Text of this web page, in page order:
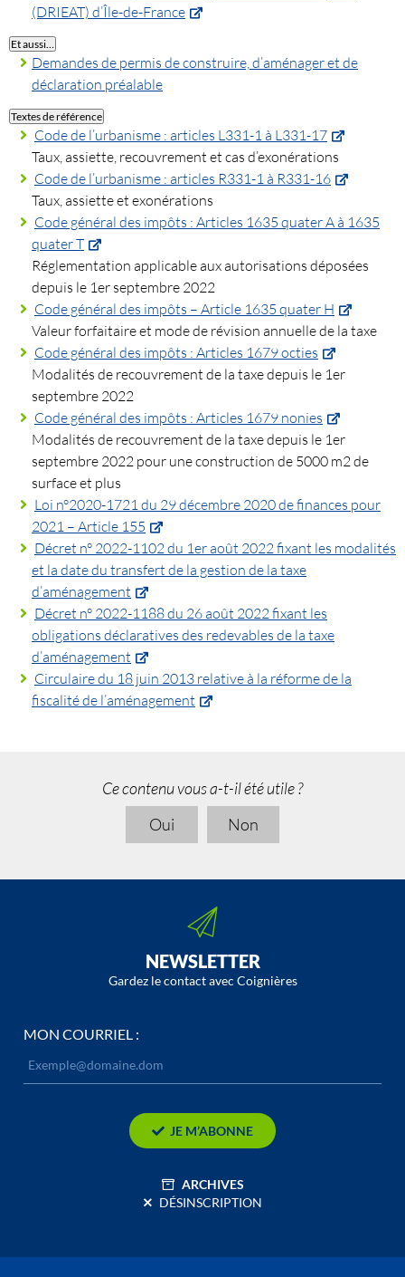
(DRIEAT) d’Île-de-France
Et aussi…
Demandes de permis de construire, d’aménager et de
déclaration préalable
Textes de référence
Code de l’urbanisme : articles L331-1 à L331-17
Taux, assiette, recouvrement et cas d’exonérations
Code de l’urbanisme : articles R331-1 à R331-16
Taux, assiette et exonérations
Code général des impôts : Articles 1635 quater A à 1635
quater T
Réglementation applicable aux autorisations déposées
depuis le 1er septembre 2022
Code général des impôts – Article 1635 quater H
Valeur forfaitaire et mode de révision annuelle de la taxe
Code général des impôts : Articles 1679 octies
Modalités de recouvrement de la taxe depuis le 1er
septembre 2022
Code général des impôts : Articles 1679 nonies
Modalités de recouvrement de la taxe depuis le 1er
septembre 2022 pour une construction de 5000 m2 de
surface et plus
Loi n°2020-1721 du 29 décembre 2020 de finances pour
2021 – Article 155
Décret n° 2022-1102 du 1er août 2022 fixant les modalités
et la date du transfert de la gestion de la taxe
d’aménagement
Décret n° 2022-1188 du 26 août 2022 fixant les
obligations déclaratives des redevables de la taxe
d’aménagement
Circulaire du 18 juin 2013 relative à la réforme de la
fiscalité de l’aménagement
Ce contenu vous a-t-il été utile ?
Oui
Non
NEWSLETTER
Gardez le contact avec Coignières
MON COURRIEL :
JE M’ABONNE
ARCHIVES
DÉSINSCRIPTION